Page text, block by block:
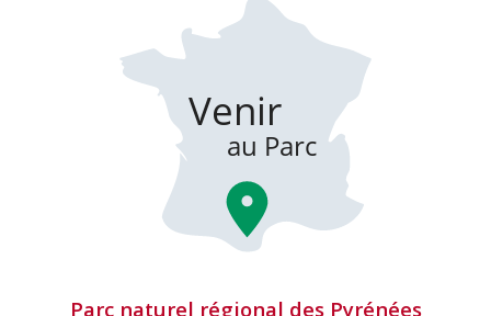
Parc naturel régional des Pyrénées